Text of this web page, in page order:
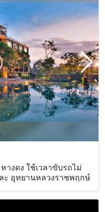
งดง ใช้เวลาขับรถไม่
ะ อุทยานหลวงราชพฤกษ์